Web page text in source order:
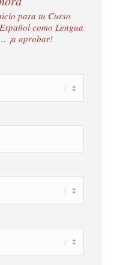
para tu Curso
como Lengua
¡a aprobar!